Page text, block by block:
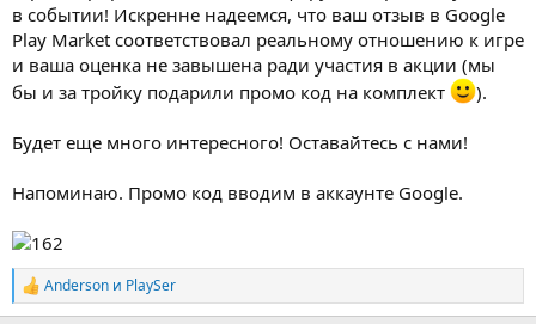
в событии! Искренне надеемся, что ваш отзыв в Google
Play Market соответствовал реальному отношению к игре
и ваша оценка не завышена ради участия в акции (мы
бы и за тройку подарили промо код на комплект
).
Будет еще много интересного! Оставайтесь с нами!
Напоминаю. Промо код вводим в аккаунте Google.
Р
е
Anderson и PlaySer